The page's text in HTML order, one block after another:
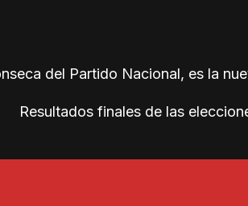
del Partido Nacional, es la
Resultados finales de las